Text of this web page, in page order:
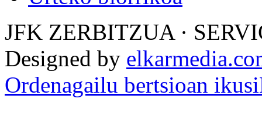
JFK ZERBITZUA ·
Designed by
Ordenagailu bertsioan ikusi